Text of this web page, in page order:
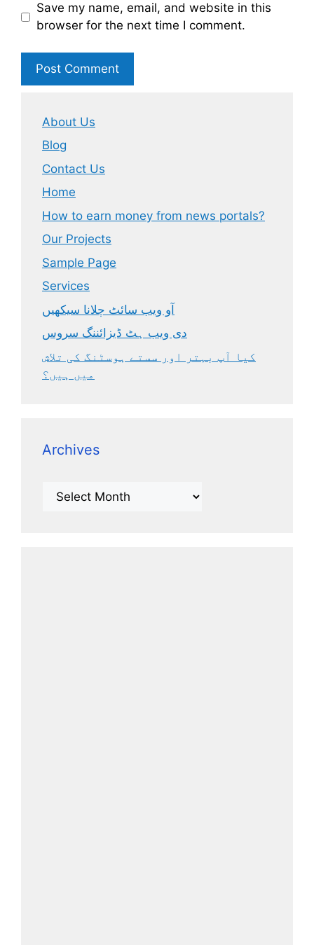
Save my name, email, and website in this
browser for the next time I comment.
About Us
Blog
Contact Us
Home
How to earn money from news portals?
Our Projects
Sample Page
Services
آو ویب سائٹ چلانا سیکھیں
دی ویب ہٹ ڈیزائننگ سروس
کیا آپ بہتر اور سستے ہوسٹنگ کی تلاش
میں ہیں؟
Archives
Archives